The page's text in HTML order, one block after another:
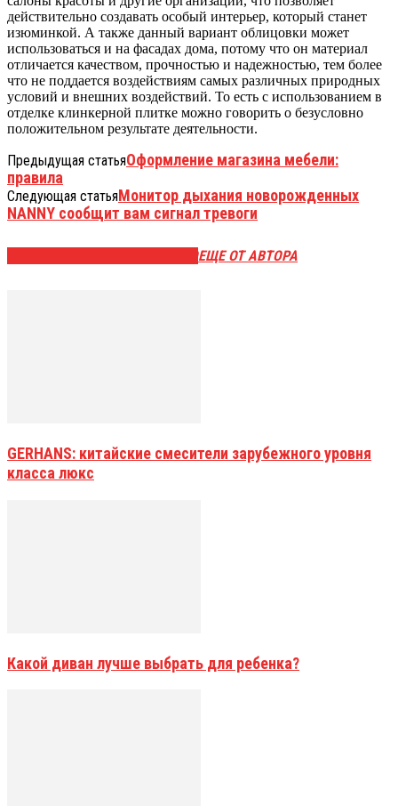
действительно создавать особый интерьер, который станет
изюминкой. А также данный вариант облицовки может
использоваться и на фасадах дома, потому что он материал
отличается качеством, прочностью и надежностью, тем более
что не поддается воздействиям самых различных природных
условий и внешних воздействий. То есть с использованием в
отделке клинкерной плитке можно говорить о безусловно
положительном результате деятельности.
Предыдущая статьяОформление магазина мебели:
правила
Следующая статьяМонитор дыхания новорожденных
NANNY сообщит вам сигнал тревоги
ЕЩЕ ОТ АВТОРА
GERHANS: китайские смесители зарубежного уровня
класса люкс
Какой диван лучше выбрать для ребенка?